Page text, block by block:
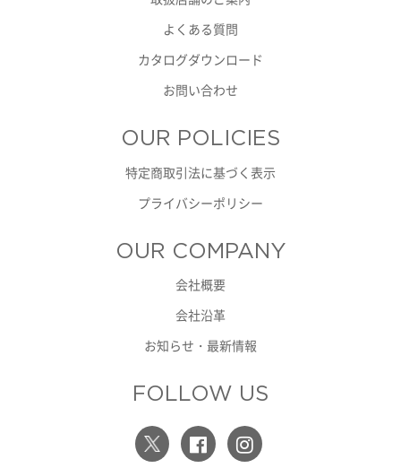
よくある質問
カタログダウンロード
お問い合わせ
OUR POLICIES
特定商取引法に基づく表示
プライバシーポリシー
OUR COMPANY
会社概要
会社沿革
お知らせ・最新情報
FOLLOW US